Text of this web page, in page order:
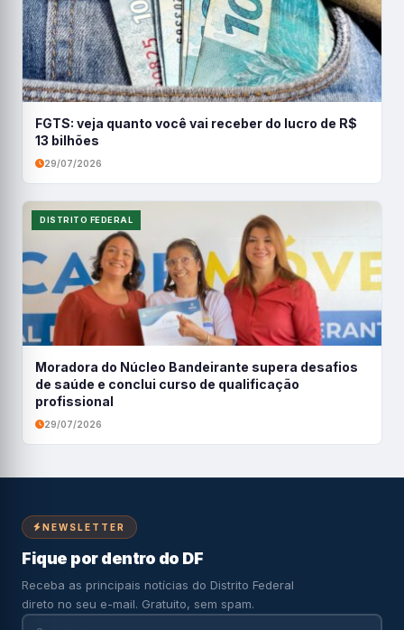
FGTS: veja quanto você vai receber do lucro de R$
13 bilhões
29/07/2026
DISTRITO FEDERAL
Moradora do Núcleo Bandeirante supera desafios
de saúde e conclui curso de qualificação
profissional
29/07/2026
NEWSLETTER
Fique por dentro do DF
Receba as principais notícias do Distrito Federal
direto no seu e-mail. Gratuito, sem spam.